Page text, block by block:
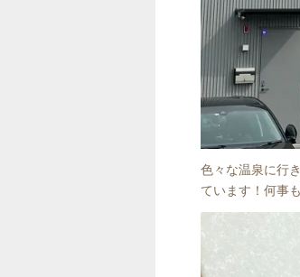
色々な温泉に行
ています！何事